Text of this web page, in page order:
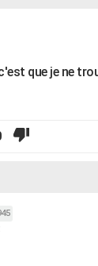
que je ne